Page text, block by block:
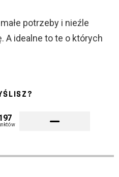
potrzeby i nieźle
A idealne to te o których